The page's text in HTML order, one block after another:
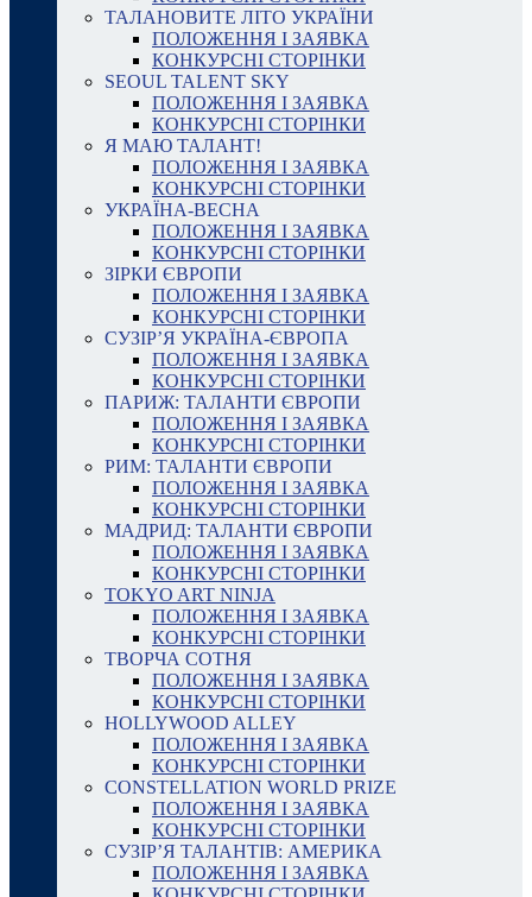
ТАЛАНОВИТЕ ЛІТО УКРАЇНИ
ПОЛОЖЕННЯ І ЗАЯВКА
КОНКУРСНІ СТОРІНКИ
SEOUL TALENT SKY
ПОЛОЖЕННЯ І ЗАЯВКА
КОНКУРСНІ СТОРІНКИ
Я МАЮ ТАЛАНТ!
ПОЛОЖЕННЯ І ЗАЯВКА
КОНКУРСНІ СТОРІНКИ
УКРАЇНА-ВЕСНА
ПОЛОЖЕННЯ І ЗАЯВКА
КОНКУРСНІ СТОРІНКИ
ЗІРКИ ЄВРОПИ
ПОЛОЖЕННЯ І ЗАЯВКА
КОНКУРСНІ СТОРІНКИ
СУЗІР’Я УКРАЇНА-ЄВРОПА
ПОЛОЖЕННЯ І ЗАЯВКА
КОНКУРСНІ СТОРІНКИ
ПАРИЖ: ТАЛАНТИ ЄВРОПИ
ПОЛОЖЕННЯ І ЗАЯВКА
КОНКУРСНІ СТОРІНКИ
РИМ: ТАЛАНТИ ЄВРОПИ
ПОЛОЖЕННЯ І ЗАЯВКА
КОНКУРСНІ СТОРІНКИ
МАДРИД: ТАЛАНТИ ЄВРОПИ
ПОЛОЖЕННЯ І ЗАЯВКА
КОНКУРСНІ СТОРІНКИ
TOKYO ART NINJA
ПОЛОЖЕННЯ І ЗАЯВКА
КОНКУРСНІ СТОРІНКИ
ТВОРЧА СОТНЯ
ПОЛОЖЕННЯ І ЗАЯВКА
КОНКУРСНІ СТОРІНКИ
HOLLYWOOD ALLEY
ПОЛОЖЕННЯ І ЗАЯВКА
КОНКУРСНІ СТОРІНКИ
CONSTELLATION WORLD PRIZE
ПОЛОЖЕННЯ І ЗАЯВКА
КОНКУРСНІ СТОРІНКИ
СУЗІР’Я ТАЛАНТІВ: АМЕРИКА
ПОЛОЖЕННЯ І ЗАЯВКА